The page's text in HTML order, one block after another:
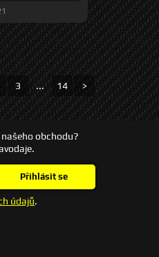
3 ... 14 >
obchodu?
Přihlásit se
údajů.